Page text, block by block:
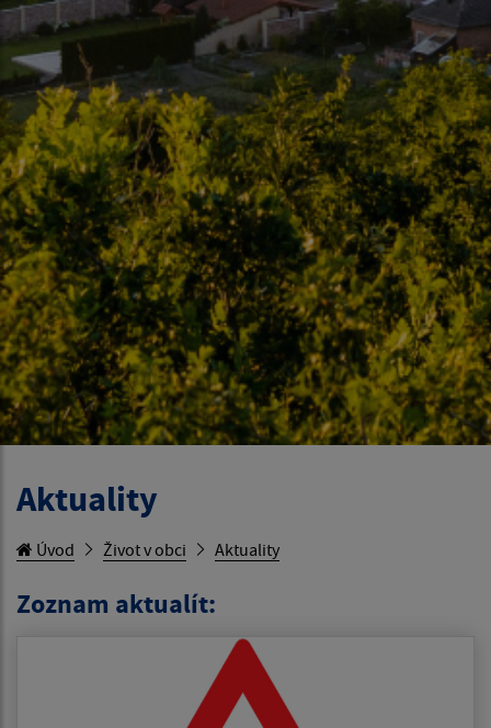
Aktuality
Úvod Život v obci Aktuality
Zoznam aktualít: